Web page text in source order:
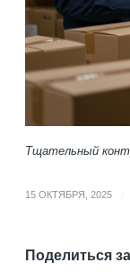
Тщательный
15 ОКТЯБРЯ, 2025
Поделиться